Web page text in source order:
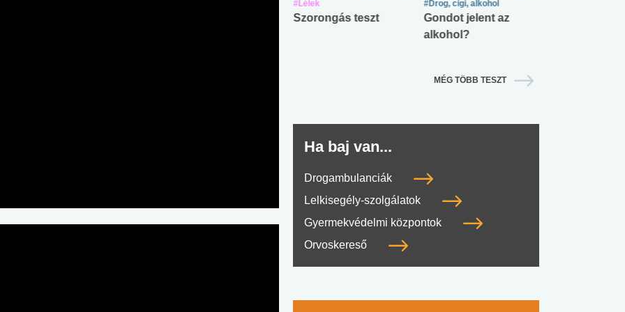
#Lélek
Szorongás teszt
#Drog, cigi, alkohol
Gondot jelent az
alkohol?
MÉG TÖBB TESZT
Ha baj van...
Drogambulanciák
Lelkisegély-szolgálatok
Gyermekvédelmi központok
Orvoskereső